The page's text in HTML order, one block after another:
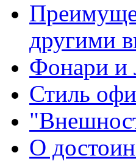
другими
Фонари и
Стиль
О